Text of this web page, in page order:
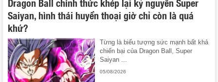
Saiyan, hình thái huyền thoại giờ chỉ còn là quá
khứ?
Từng là biểu tượng sức mạnh bất khả
chiến bại của Dragon Ball, Super
Saiyan ...
05/08/2026